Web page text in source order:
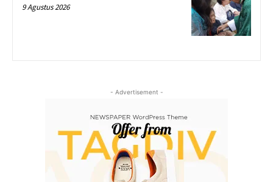
9 Agustus 2026
- Advertisement -